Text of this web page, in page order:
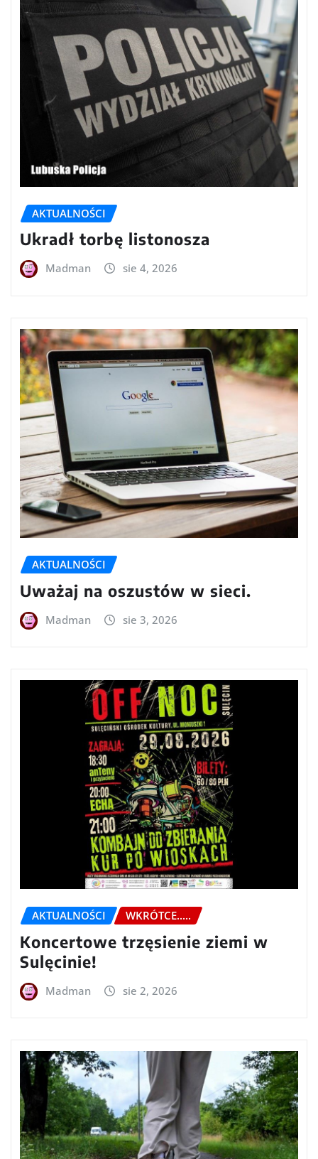
AKTUALNOŚCI
Ukradł torbę listonosza
Madman sie 4, 2026
AKTUALNOŚCI
Uważaj na oszustów w sieci.
Madman sie 3, 2026
AKTUALNOŚCI WKRÓTCE.....
Koncertowe trzęsienie ziemi w
Sulęcinie!
Madman sie 2, 2026